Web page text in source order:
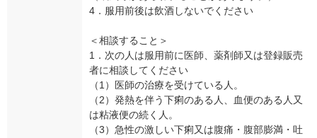
4．服用前後は飲酒しないでください
＜相談すること＞
1．次の人は服用前に医師、薬剤師又は登録販売
者に相談してください
（1）医師の治療を受けている人。
（2）発熱を伴う下痢のある人、血便のある人又
は粘液便の続く人。
（3）急性の激しい下痢又は腹痛・腹部膨満・吐